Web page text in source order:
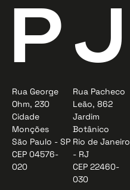
P
Rua George
Ohm, 230
Cidade
Monções
São Paulo - SP
CEP 04576-
020
J
Rua Pacheco
Leão, 862
Jardim
Botânico
Rio de Janeiro
- RJ
CEP 22460-
030